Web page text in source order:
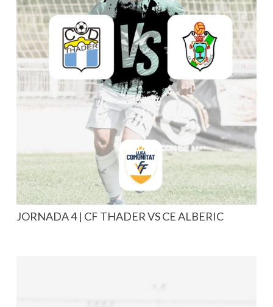
JORNADA 4 | CF THADER VS CE ALBERIC